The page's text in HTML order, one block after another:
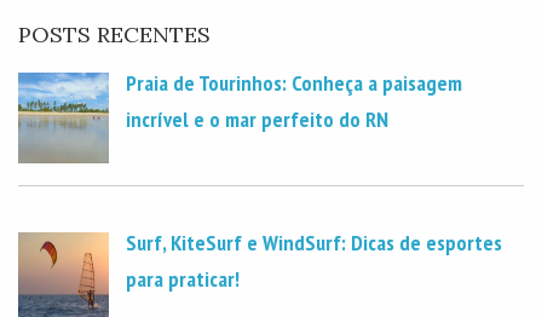
POSTS RECENTES
Praia de Tourinhos: Conheça a paisagem
incrível e o mar perfeito do RN
Surf, KiteSurf e WindSurf: Dicas de esportes
para praticar!